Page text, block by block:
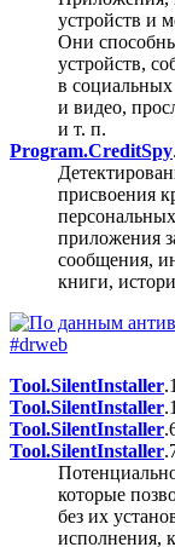
устройств и
Они
устройств,
в
и видео,
и т. п.
Program.CreditSpy
присвоения
приложения
сообщения,
книги,
Tool.SilentInstaller
Tool.SilentInstaller
Tool.SilentInstaller
Tool.SilentInstaller
которые
без их
исполнения,